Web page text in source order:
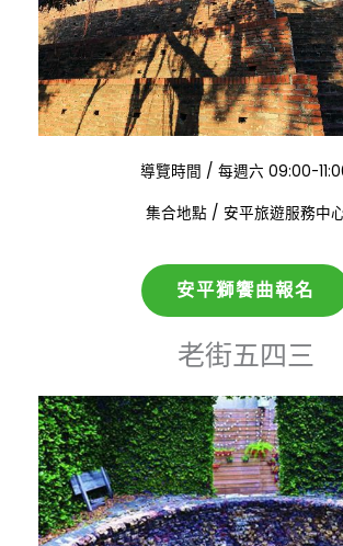
導覽時間 / 每週六 09:00-
集合地點:/ 安平旅遊服務中
安平獅饗曲報名
老街五四三